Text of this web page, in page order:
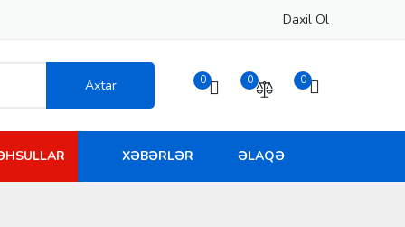
Daxil Ol
Axtar 0 0 0
XƏBƏRLƏR ƏLAQƏ